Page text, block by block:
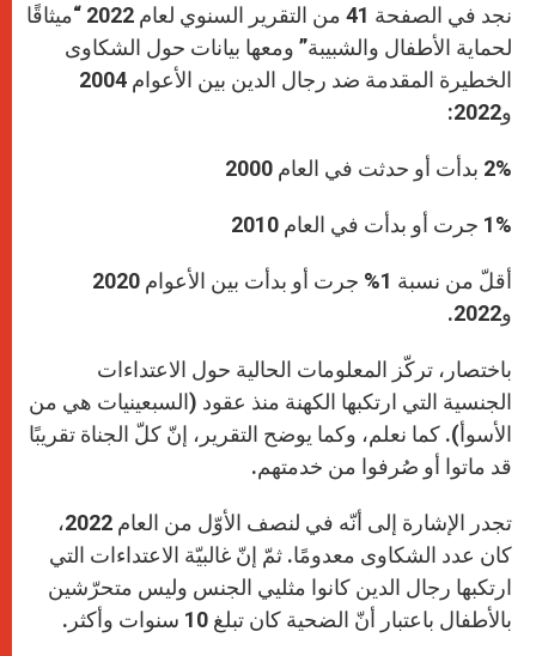
نجد في الصفحة 41 من التقرير السنوي لعام 2022 “ميثاقًا
لحماية الأطفال والشبيبة” ومعها بيانات حول الشكاوى
الخطيرة المقدمة ضد رجال الدين بين الأعوام 2004
و2022:
2% بدأت أو حدثت في العام 2000
1% جرت أو بدأت في العام 2010
أقلّ من نسبة 1% جرت أو بدأت بين الأعوام 2020
و2022.
باختصار، تركّز المعلومات الحالية حول الاعتداءات
الجنسية التي ارتكبها الكهنة منذ عقود (السبعينيات هي من
الأسوأ). كما نعلم، وكما يوضح التقرير، إنّ كلّ الجناة تقريبًا
قد ماتوا أو صُرفوا من خدمتهم.
تجدر الإشارة إلى أنّه في لنصف الأوّل من العام 2022،
كان عدد الشكاوى معدومًا. ثمّ إنّ غالبيّة الاعتداءات التي
ارتكبها رجال الدين كانوا مثليي الجنس وليس متحرّشين
بالأطفال باعتبار أنّ الضحية كان تبلغ 10 سنوات وأكثر.